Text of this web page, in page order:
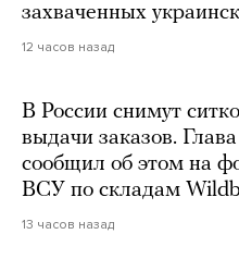
захваченных
12 часов назад
В России снимут
выдачи заказов.
сообщил об этом на
ВСУ по складам
13 часов назад